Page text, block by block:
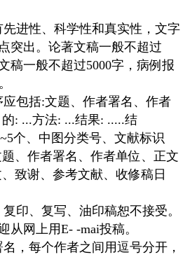
进性、科学性和真实性，文字
突出。论著文稿一般不超过
稿一般不超过5000字，病例报
包括:文题、作者署名、作者
: ...方法: ...结果: .....结
个、中图分类号、文献标识
、作者署名、作者单位、正文
致谢、参考文献、收修稿日
印、复写、油印稿恕不接受。
从网上用E- -mai投稿。
，每个作者之间用逗号分开，